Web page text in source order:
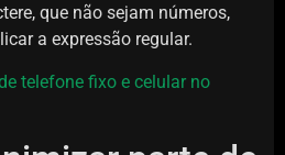
que não sejam números,
a expressão regular.
telefone fixo e celular no